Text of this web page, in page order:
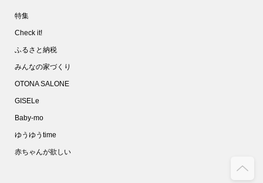
特集
Check it!
ふるさと納税
みんなの家づくり
OTONA SALONE
GISELe
Baby-mo
ゆうゆうtime
赤ちゃんが欲しい